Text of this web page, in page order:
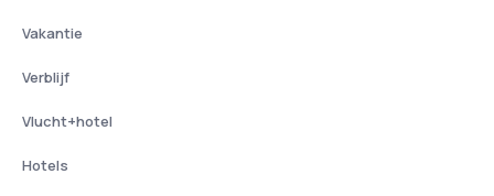
Vakantie
Verblijf
Vlucht+hotel
Hotels